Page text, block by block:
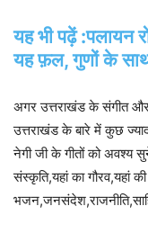
यह भी पढ़ें :पलायन
यह फ़ल, गुणों के
अगर उत्तराखंड के संगीत और
उत्तराखंड के बारे में कुछ
नेगी जी के गीतों को अवश्य
संस्कृति,यहां का गौरव,यहां